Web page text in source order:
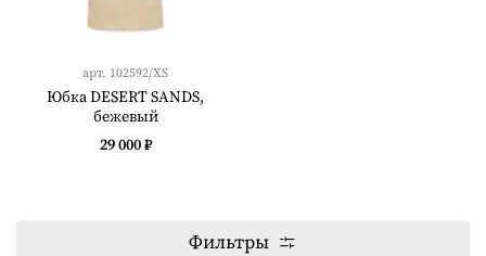
арт. 102592/XS
Юбка DESERT SANDS,
бежевый
29 000 ₽
Фильтры